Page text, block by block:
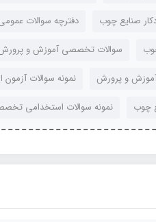
صنایع چوب
دفترچه سوالات
سوالات تخصصی آموزش و پرورش 94 استادکار صنایع
و پرورش
نمونه سوالات
چوب
نمونه سوالات استخدامی